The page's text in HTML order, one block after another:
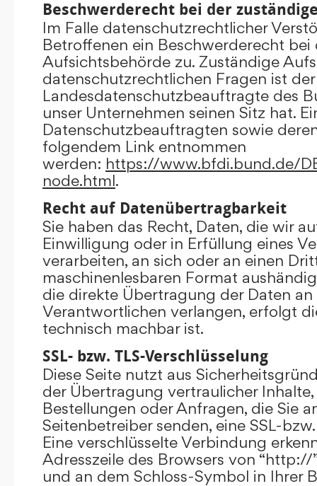
Beschwerderecht bei der
Im Falle datenschutzrechtlicher
Betroffenen ein Beschwerderecht bei
Aufsichtsbehörde zu. Zuständige
datenschutzrechtlichen Fragen ist der
Landesdatenschutzbeauftragte des
unser Unternehmen seinen Sitz hat.
Datenschutzbeauftragten sowie
folgendem Link entnommen
werden: https://www.bfdi.bund.de/
node.html.
Recht auf Datenübertragbarkeit
Sie haben das Recht, Daten, die wir
Einwilligung oder in Erfüllung eines
verarbeiten, an sich oder an einen
maschinenlesbaren Format
die direkte Übertragung der Daten
Verantwortlichen verlangen, erfolgt
technisch machbar ist.
SSL- bzw. TLS-Verschlüsselung
Diese Seite nutzt aus
der Übertragung vertraulicher
Bestellungen oder Anfragen, die Sie
Seitenbetreiber senden, eine SSL-
Eine verschlüsselte Verbindung
Adresszeile des Browsers von
und an dem Schloss-Symbol in Ihrer